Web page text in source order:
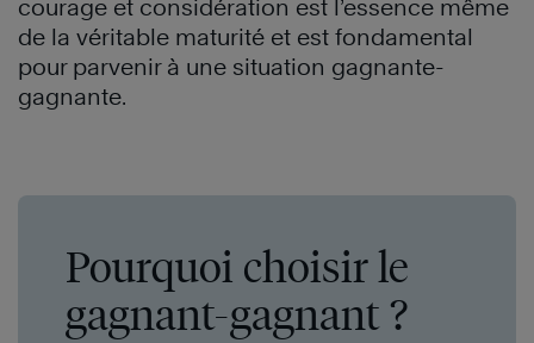
courage et considération est l’essence même
de la véritable maturité et est fondamental
pour parvenir à une situation gagnante-
gagnante.
Pourquoi choisir le
gagnant-gagnant ?